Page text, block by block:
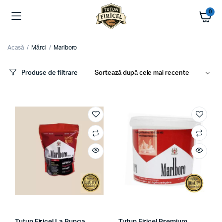
0
Acasă Mărci Marlboro
Produse de filtrare